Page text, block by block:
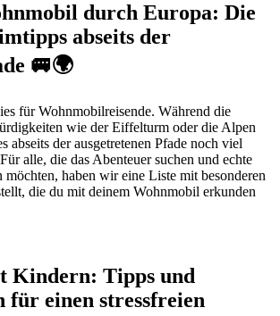
durch Europa: Die
abseits der
🚐🌍
für Wohnmobilreisende. Während die
wie der Eiffelturm oder die Alpen
abseits der ausgetretenen Pfade noch viel
alle, die das Abenteuer suchen und echte
möchten, haben wir eine Liste mit besonderen
die du mit deinem Wohnmobil erkunden
Kindern: Tipps und
für einen stressfreien